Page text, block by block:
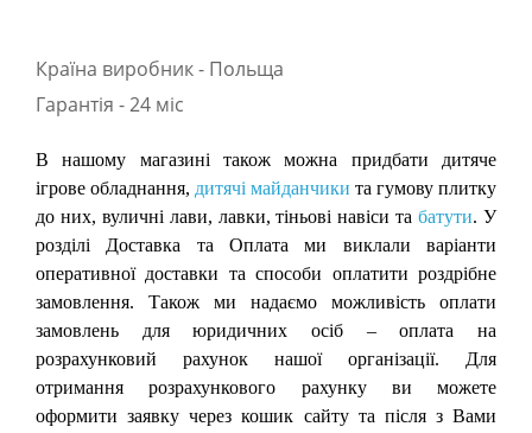
Країна виробник - Польща
Гарантія - 24 міс
В нашому магазині також можна придбати дитяче
ігрове обладнання, дитячі майданчики та гумову плитку
до них, вуличні лави, лавки, тіньові навіси табатути. У
розділі Доставка та Оплата ми виклали варіанти
оперативної доставки та способи оплатити роздрібне
замовлення. Також ми надаємо можливість оплати
замовлень для юридичних осіб – оплата на
розрахунковий рахунок нашої організації. Для
отримання розрахункового рахунку ви можете
оформити заявку через кошик сайту та після з Вами